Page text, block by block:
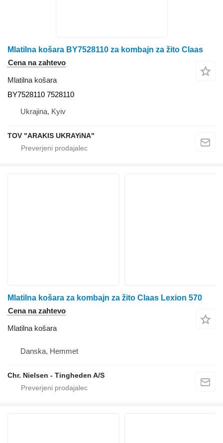
Mlatilna košara BY7528110 za kombajn za žito Claas
Cena na zahtevo
Mlatilna košara
BY7528110 7528110
Ukrajina, Kyiv
TOV "ARAKIS UKRAYiNA"
Mlatilna košara za kombajn za žito Claas Lexion 570
Cena na zahtevo
Mlatilna košara
Danska, Hemmet
Chr. Nielsen - Tingheden A/S